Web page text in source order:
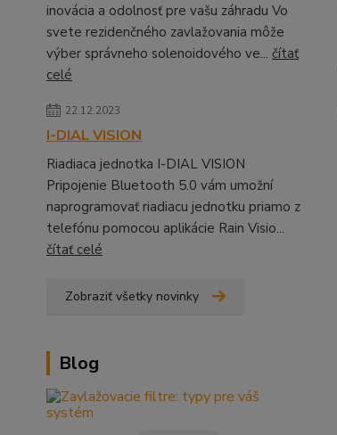
inovácia a odolnosť pre vašu záhradu Vo
svete rezidenčného zavlažovania môže
výber správneho solenoidového ve... čítať
celé
22.12.2023
I-DIAL VISION
Riadiaca jednotka I-DIAL VISION
Pripojenie Bluetooth 5.0 vám umožní
naprogramovať riadiacu jednotku priamo z
telefónu pomocou aplikácie Rain Visio...
čítať celé
Zobraziť všetky novinky
Blog